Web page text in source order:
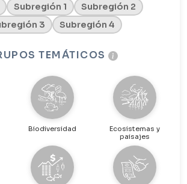
Subregión 1
Subregión 2
3
Subregión 4
TEMÁTICOS
Biodiversidad
Ecosistemas y
paisajes